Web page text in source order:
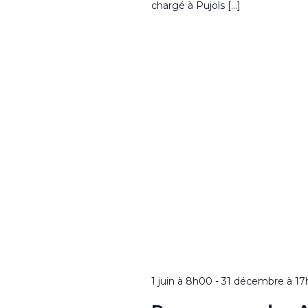
chargé à Pujols […]
1 juin à 8h00 -31 décembre à